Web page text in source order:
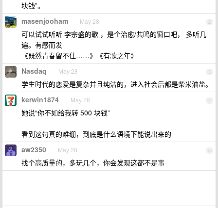
块钱”。
2
masenjooham May 28
可以试试听听 李宗盛的歌 ，是个治愈/共鸣的窗口吧， 多听几
遍。有感而发
《既然青春留不住……》《有歌之年》
3
Nasdaq May 28
学生时代的恋爱是复杂并且纯洁的，进入社会后都是柴米油盐。
4
kerwin1874 May 28
她说“你不如给我转 500 块钱”
看到这句真的难绷，到底是什么语境下能说出来的
5
aw2350 May 28
找个高质量的，多玩几个，你会发现这都不是事